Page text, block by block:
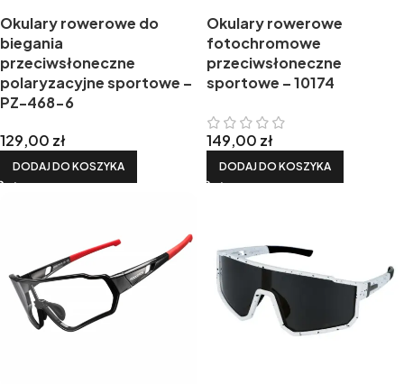
Okulary rowerowe do
biegania
przeciwsłoneczne
polaryzacyjne sportowe –
PZ-468-6
129,00 zł
DODAJ DO KOSZYKA
Okulary rowerowe
fotochromowe
przeciwsłoneczne
sportowe – 10174
149,00 zł
DODAJ DO KOSZYKA